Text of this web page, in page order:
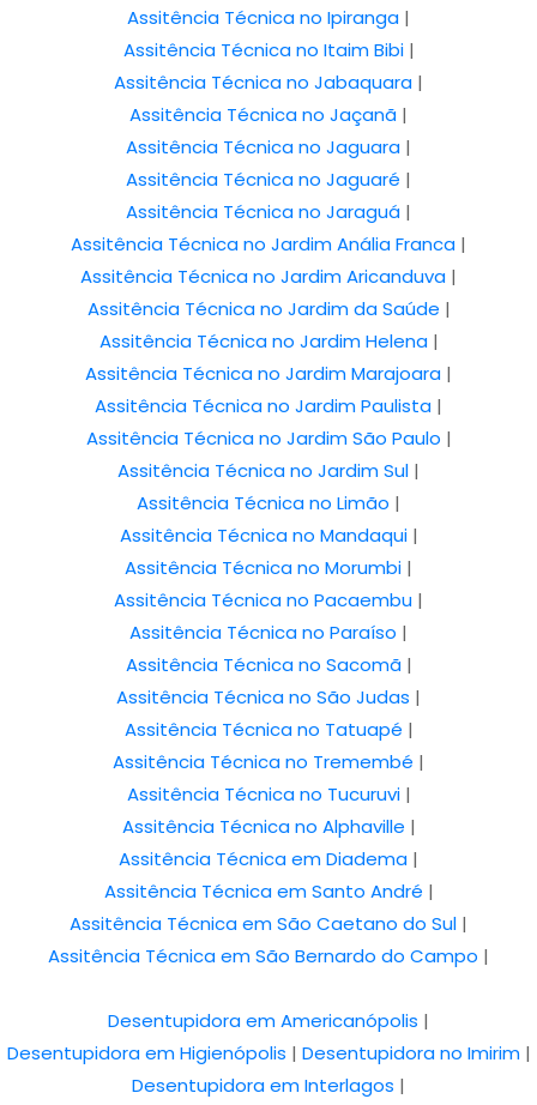
Assitência Técnica no Ipiranga |
Assitência Técnica no Itaim Bibi|
Assitência Técnica no Jabaquara |
Assitência Técnica no Jaçanã |
Assitência Técnica no Jaguara |
Assitência Técnica no Jaguaré |
Assitência Técnica no Jaraguá |
Assitência Técnica no Jardim Anália Franca |
Assitência Técnica no Jardim Aricanduva |
Assitência Técnica no Jardim da Saúde |
Assitência Técnica no Jardim Helena|
Assitência Técnica no Jardim Marajoara |
Assitência Técnica no Jardim Paulista |
Assitência Técnica no Jardim São Paulo |
Assitência Técnica no Jardim Sul |
Assitência Técnica no Limão |
Assitência Técnica no Mandaqui|
Assitência Técnica no Morumbi |
Assitência Técnica no Pacaembu |
Assitência Técnica no Paraíso |
Assitência Técnica no Sacomã|
Assitência Técnica no São Judas |
Assitência Técnica no Tatuapé |
Assitência Técnica no Tremembé |
Assitência Técnica no Tucuruvi|
Assitência Técnica no Alphaville |
Assitência Técnica em Diadema |
Assitência Técnica em Santo André |
Assitência Técnica em São Caetano do Sul |
Assitência Técnica em São Bernardo do Campo |
Desentupidora em Americanópolis |
Desentupidora em Higienópolis | Desentupidora no Imirim|
Desentupidora em Interlagos |